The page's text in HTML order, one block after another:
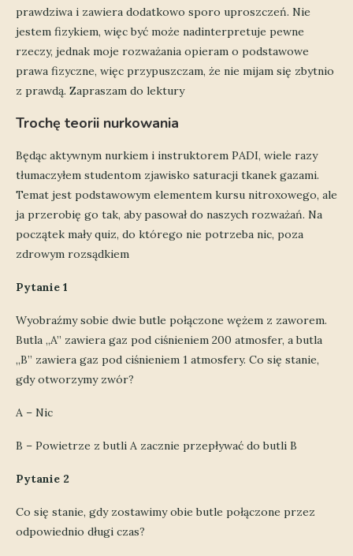
prawdziwa i zawiera dodatkowo sporo uproszczeń. Nie
jestem fizykiem, więc być może nadinterpretuje pewne
rzeczy, jednak moje rozważania opieram o podstawowe
prawa fizyczne, więc przypuszczam, że nie mijam się zbytnio
z prawdą. Zapraszam do lektury
Trochę teorii nurkowania
Będąc aktywnym nurkiem i instruktorem PADI, wiele razy
tłumaczyłem studentom zjawisko saturacji tkanek gazami.
Temat jest podstawowym elementem kursu nitroxowego, ale
ja przerobię go tak, aby pasował do naszych rozważań. Na
początek mały quiz, do którego nie potrzeba nic, poza
zdrowym rozsądkiem
Pytanie 1
Wyobraźmy sobie dwie butle połączone wężem z zaworem.
Butla „A” zawiera gaz pod ciśnieniem 200 atmosfer, a butla
„B” zawiera gaz pod ciśnieniem 1 atmosfery. Co się stanie,
gdy otworzymy zwór?
A – Nic
B – Powietrze z butli A zacznie przepływać do butli B
Pytanie 2
Co się stanie, gdy zostawimy obie butle połączone przez
odpowiednio długi czas?